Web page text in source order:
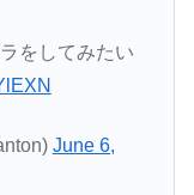
をしてみたい
June 6,